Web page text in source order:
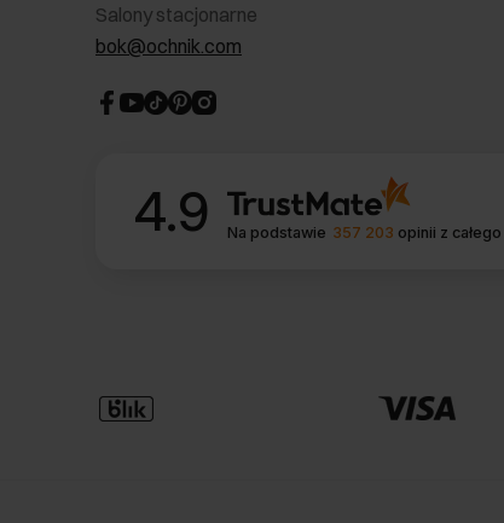
Salony stacjonarne
bok@ochnik.com
4.9 Na podstawie 357 203 opinii z